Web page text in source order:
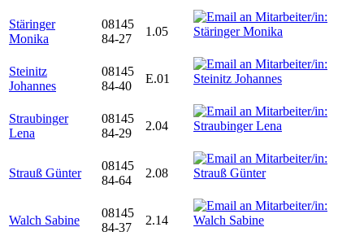
Stäringer
Monika
08145
84-27
1.05
Steinitz
Johannes
08145
84-40
E.01
Straubinger
Lena
08145
84-29
2.04
Strauß Günter
08145
84-64
2.08
Walch Sabine
08145
84-37
2.14